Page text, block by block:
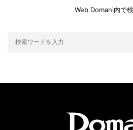
Web Domani内で